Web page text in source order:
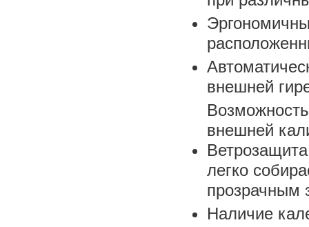
внешней
внешней
легко
прозрачным
Наличие